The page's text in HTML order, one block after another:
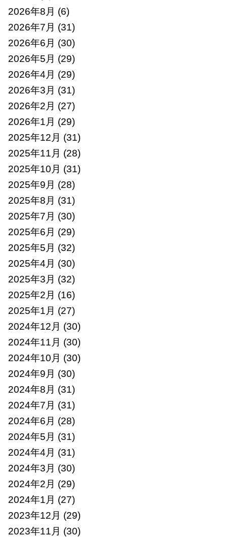
2026年8月 (6)
2026年7月 (31)
2026年6月 (30)
2026年5月 (29)
2026年4月 (29)
2026年3月 (31)
2026年2月 (27)
2026年1月 (29)
2025年12月 (31)
2025年11月 (28)
2025年10月 (31)
2025年9月 (28)
2025年8月 (31)
2025年7月 (30)
2025年6月 (29)
2025年5月 (32)
2025年4月 (30)
2025年3月 (32)
2025年2月 (16)
2025年1月 (27)
2024年12月 (30)
2024年11月 (30)
2024年10月 (30)
2024年9月 (30)
2024年8月 (31)
2024年7月 (31)
2024年6月 (28)
2024年5月 (31)
2024年4月 (31)
2024年3月 (30)
2024年2月 (29)
2024年1月 (27)
2023年12月 (29)
2023年11月 (30)